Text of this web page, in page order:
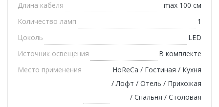
Длина кабеля
max 100 см
Количество ламп
1
Цоколь
LED
Источник освещения
В комплекте
Место применения
HoReCa / Гостиная / Кухня
/ Лофт / Отель / Прихожая
/ Спальня / Столовая